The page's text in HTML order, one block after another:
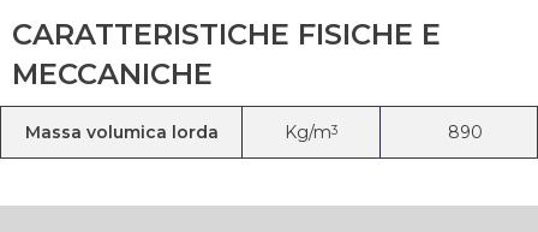
CARATTERISTICHE FISICHE E
MECCANICHE
Massa volumica lorda Kg/m3 890